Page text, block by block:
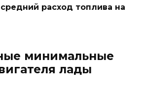
расход топлива на
минимальные
лады